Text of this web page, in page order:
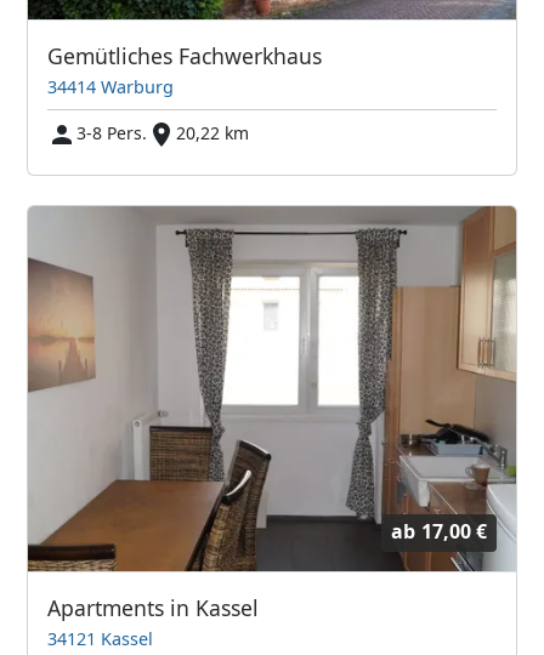
Gemütliches Fachwerkhaus
34414 Warburg
3-8 Pers.
20,22 km
ab 17,00 €
Apartments in Kassel
34121 Kassel